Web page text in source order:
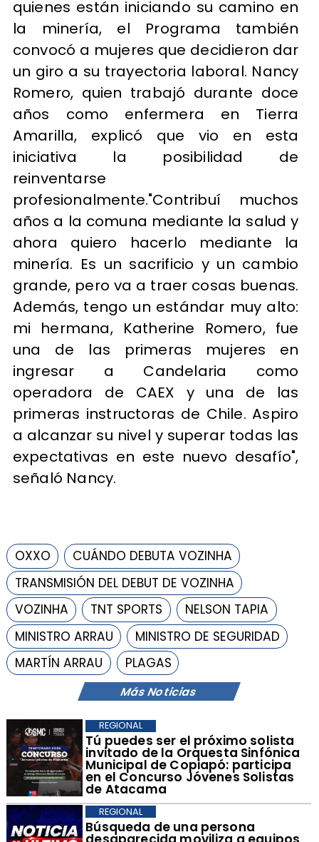
Más Noticias
Tú puedes ser el próximo solista
invitado de la Orquesta Sinfónica
Municipal de Copiapó: participa
en el Concurso Jóvenes Solistas
de Atacama
REGIONAL
Búsqueda de una persona
REGIONAL
quienes están iniciando su camino en
la minería, el Programa también
convocó a mujeres que decidieron dar
un giro a su trayectoria laboral. Nancy
Romero, quien trabajó durante doce
años como enfermera en Tierra
Amarilla, explicó que vio en esta
iniciativa la posibilidad de
reinventarse
profesionalmente."Contribuí muchos
años a la comuna mediante la salud y
ahora quiero hacerlo mediante la
minería. Es un sacrificio y un cambio
grande, pero va a traer cosas buenas.
Además, tengo un estándar muy alto:
mi hermana, Katherine Romero, fue
una de las primeras mujeres en
ingresar a Candelaria como
operadora de CAEX y una de las
primeras instructoras de Chile. Aspiro
a alcanzar su nivel y superar todas las
expectativas en este nuevo desafío",
señaló Nancy.
OXXO
CUÁNDO DEBUTA VOZINHA
TRANSMISIÓN DEL DEBUT DE VOZINHA
VOZINHA
TNT SPORTS
NELSON TAPIA
MINISTRO ARRAU
MINISTRO DE SEGURIDAD
MARTÍN ARRAU
PLAGAS